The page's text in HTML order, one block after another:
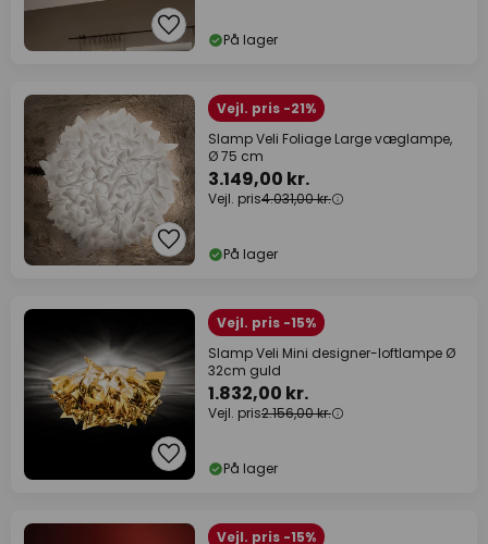
På lager
Vejl. pris -21%
Slamp Veli Foliage Large væglampe,
Ø 75 cm
3.149,00 kr.
Vejl. pris4.031,00 kr.
På lager
Vejl. pris -15%
Slamp Veli Mini designer-loftlampe Ø
32cm guld
1.832,00 kr.
Vejl. pris2.156,00 kr.
På lager
Vejl. pris -15%